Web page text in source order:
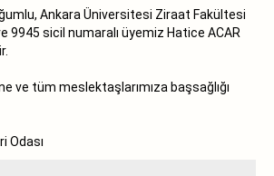
Ankara Üniversitesi Ziraat Fakültesi
9945 sicil numaralı üyemiz Hatice ACAR
ve tüm meslektaşlarımıza başsağlığı
Odası